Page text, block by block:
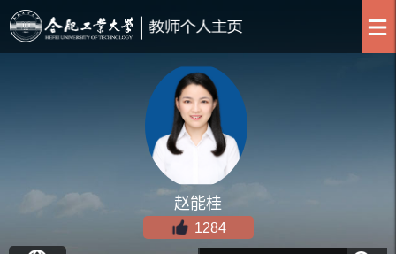
赵能桂
1284